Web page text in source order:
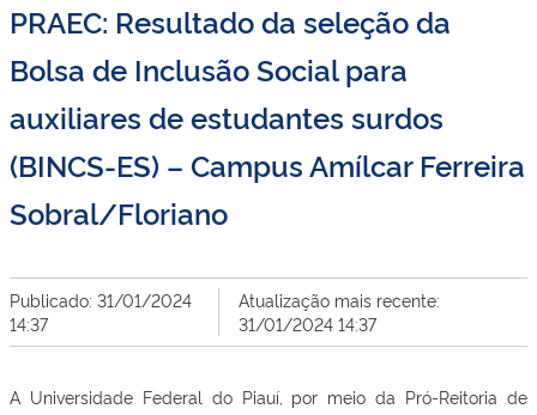
PRAEC: Resultado da seleção da
Bolsa de Inclusão Social para
auxiliares de estudantes surdos
(BINCS-ES) – Campus Amílcar Ferreira
Sobral/Floriano
Publicado: 31/01/2024
14:37
Atualização mais recente:
31/01/2024 14:37
A Universidade Federal do Piauí, por meio da Pró-Reitoria de